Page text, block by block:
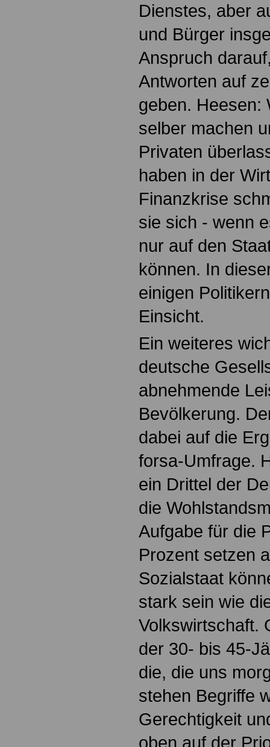
Dienstes, aber
und Bürger
Anspruch
Antworten auf
geben. Heesen:
selber machen
Privaten
haben in der
Finanzkrise
sie sich - wenn
nur auf den
können. In
einigen
Einsicht.
Ein weiteres
deutsche
abnehmende
Bevölkerung.
dabei auf die
forsa-Umfrage.
ein Drittel der
die
Aufgabe für die
Prozent setzen
Sozialstaat
stark sein wie
Volkswirtschaft.
der 30- bis 45-
die, die uns
stehen Begriffe
Gerechtigkeit
oben auf der